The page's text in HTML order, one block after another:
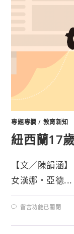
專題專欄 / 教育新知
紐西蘭17
【文╱陳韻涵
女漢娜‧亞德...
留言功能已關閉